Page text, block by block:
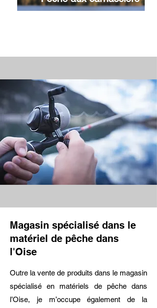
Magasin spécialisé dans le
matériel de pêche dans
l'Oise
Outre la vente de produits dans le magasin
spécialisé en matériels de pêche dans
l’Oise, je m’occupe également de la